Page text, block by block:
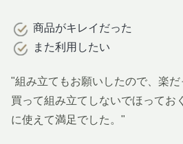
商品がキレイだった
また利用したい
"組み立てもお願いしたので、楽だ
買って組み立てしないでほってお
に使えて満足でした。"